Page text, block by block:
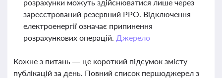
розрахунки можуть здійснюватися лише через
зареєстрований резервний РРО. Відключення
електроенергії означає припинення
розрахункових операцій. Джерело
Кожне з питань — це короткий підсумок змісту
публікацій за день. Повний список першоджерел з